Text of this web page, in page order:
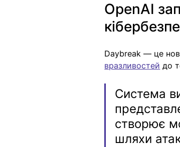
OpenAI
Daybreak — це
вразливостей до
Система
створює
шляхи